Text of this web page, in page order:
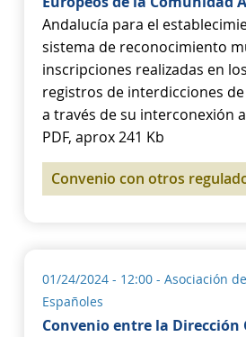
Andalucía para el
sistema de reconocimiento
inscripciones realizadas en
registros de interdicciones
a través de su interconexión
PDF, aprox 241 Kb
Convenio con otros
01/24/2024 - 12:00 - Asociación
Españoles
Convenio entre la Dirección